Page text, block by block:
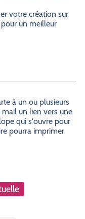
votre création sur
un meilleur
à un ou plusieurs
un lien vers une
qui s'ouvre pour
pourra imprimer